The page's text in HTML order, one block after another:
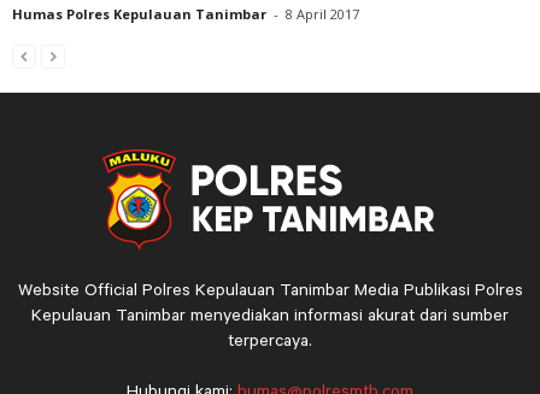
Humas Polres Kepulauan Tanimbar - 8 April 2017
Website Official Polres Kepulauan Tanimbar Media Publikasi Polres
Kepulauan Tanimbar menyediakan informasi akurat dari sumber
terpercaya.
Hubungi kami: humas@polresmtb.com